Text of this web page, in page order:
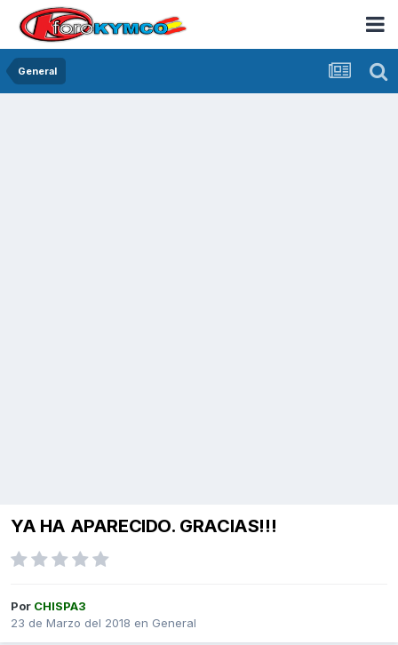
General
YA HA APARECIDO. GRACIAS!!!
Por CHISPA3
23 de Marzo del 2018 en General